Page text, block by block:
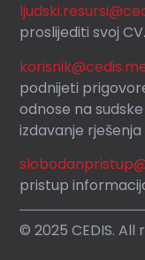
proslijediti svoj CV.
korisnik
podnijeti
odnose na
izdavanje
pristup
© 2025 CEDIS.